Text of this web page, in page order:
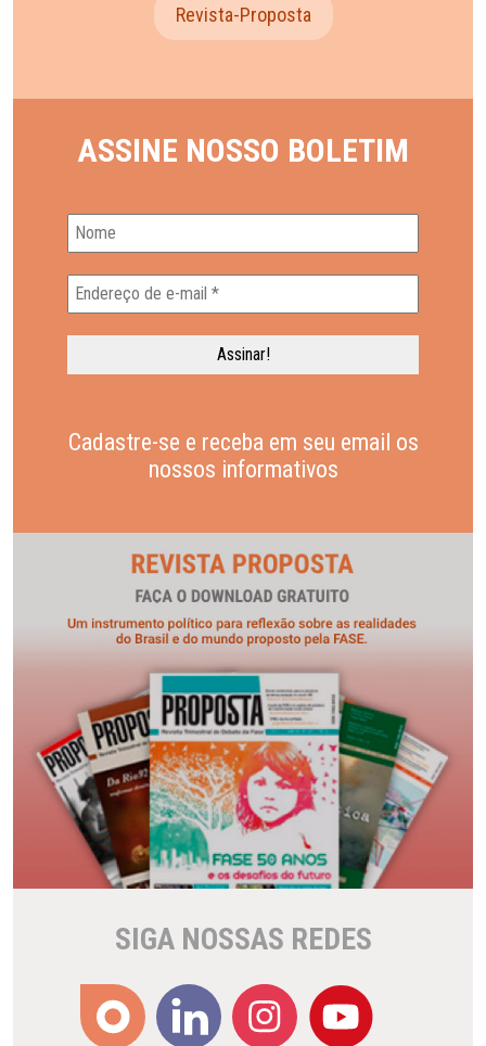
Revista-Proposta
ASSINE NOSSO BOLETIM
Cadastre-se e receba em seu email os
nossos informativos
SIGA NOSSAS REDES